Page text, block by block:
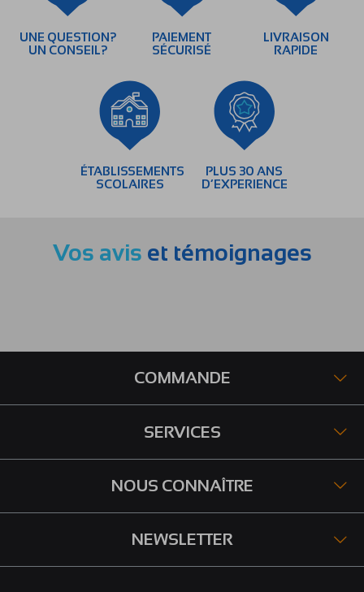
UNE QUESTION?
UN CONSEIL?
PAIEMENT
SÉCURISÉ
LIVRAISON
RAPIDE
ÉTABLISSEMENTS
SCOLAIRES
PLUS 30 ANS
D’EXPERIENCE
Vos avis et témoignages
COMMANDE
SERVICES
NOUS CONNAÎTRE
NEWSLETTER